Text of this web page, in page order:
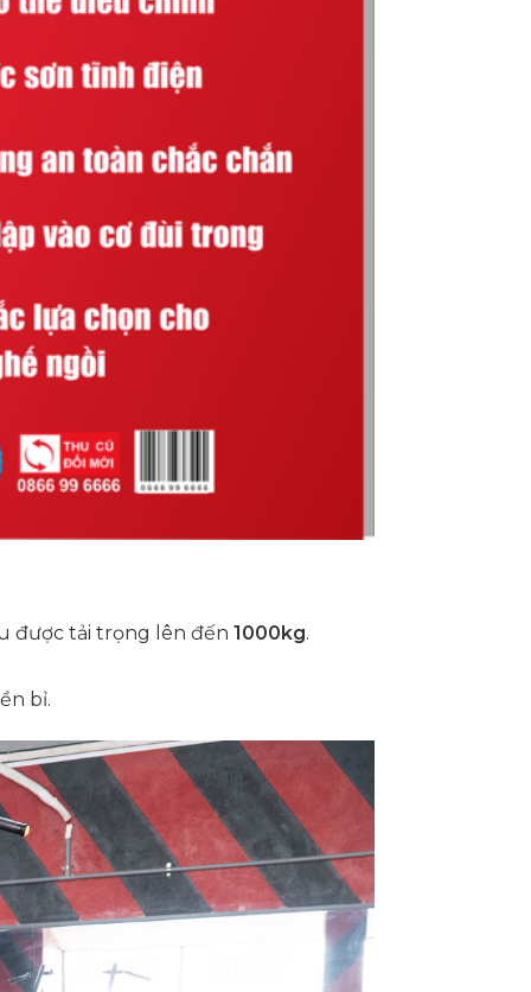
được tải trọng lên đến 1000kg.
bỉ.